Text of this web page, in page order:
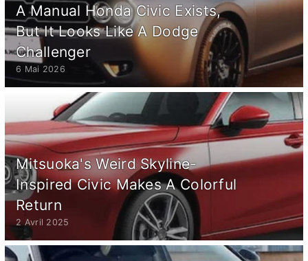
A Manual Honda Civic Exists,
But It Looks Like A Dodge
Challenger
6 Mai 2026
Mitsuoka's Weird Skyline-
Inspired Civic Makes A Colorful
Return
2 Avril 2025